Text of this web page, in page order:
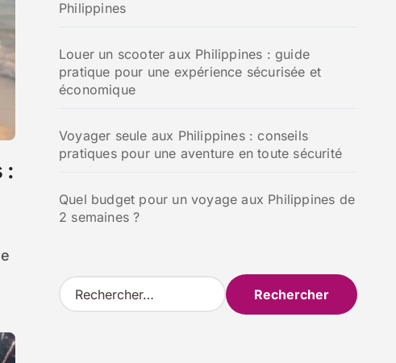
:
Philippines
Louer un scooter aux Philippines : guide
pratique pour une expérience sécurisée et
économique
Voyager seule aux Philippines : conseils
pratiques pour une aventure en toute sécurité
Quel budget pour un voyage aux Philippines de
2 semaines ?
R
e